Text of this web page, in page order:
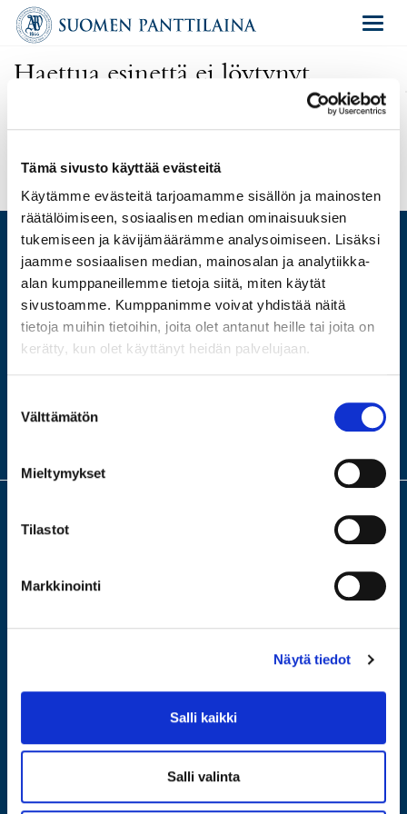
Tämä sivusto käyttää evästeitä
Käytämme evästeitä tarjoamamme sisällön ja mainosten
räätälöimiseen, sosiaalisen median ominaisuuksien
tukemiseen ja kävijämäärämme analysoimiseen. Lisäksi
jaamme sosiaalisen median, mainosalan ja analytiikka-
alan kumppaneillemme tietoja siitä, miten käytät
sivustoamme. Kumppanimme voivat yhdistää näitä
tietoja muihin tietoihin, joita olet antanut heille tai joita on
kerätty, kun olet käyttänyt heidän palvelujaan.
valinta
Välttämätön
Mieltymykset
Tilastot
Markkinointi
Näytä tiedot
Salli kaikki
Salli valinta
Haettua esinettä ei löytynyt
Olet antanut virheellisen osoitteen tai kyseinen esine on poistettu
ARVIO
LAINAA
MYY
HUUTOKAUPPA
Meillä saat arvion ja lainaa arvotavaroistasi. Turvallinen ja fiksu laina,
lainaat itseltäsi. Tervetuloa johonkin neljästä
konttoristamme ilmaiseen arviointiin!